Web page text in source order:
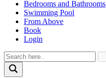
Bedrooms and Bathrooms
Swimming Pool
From Above
Book
Login